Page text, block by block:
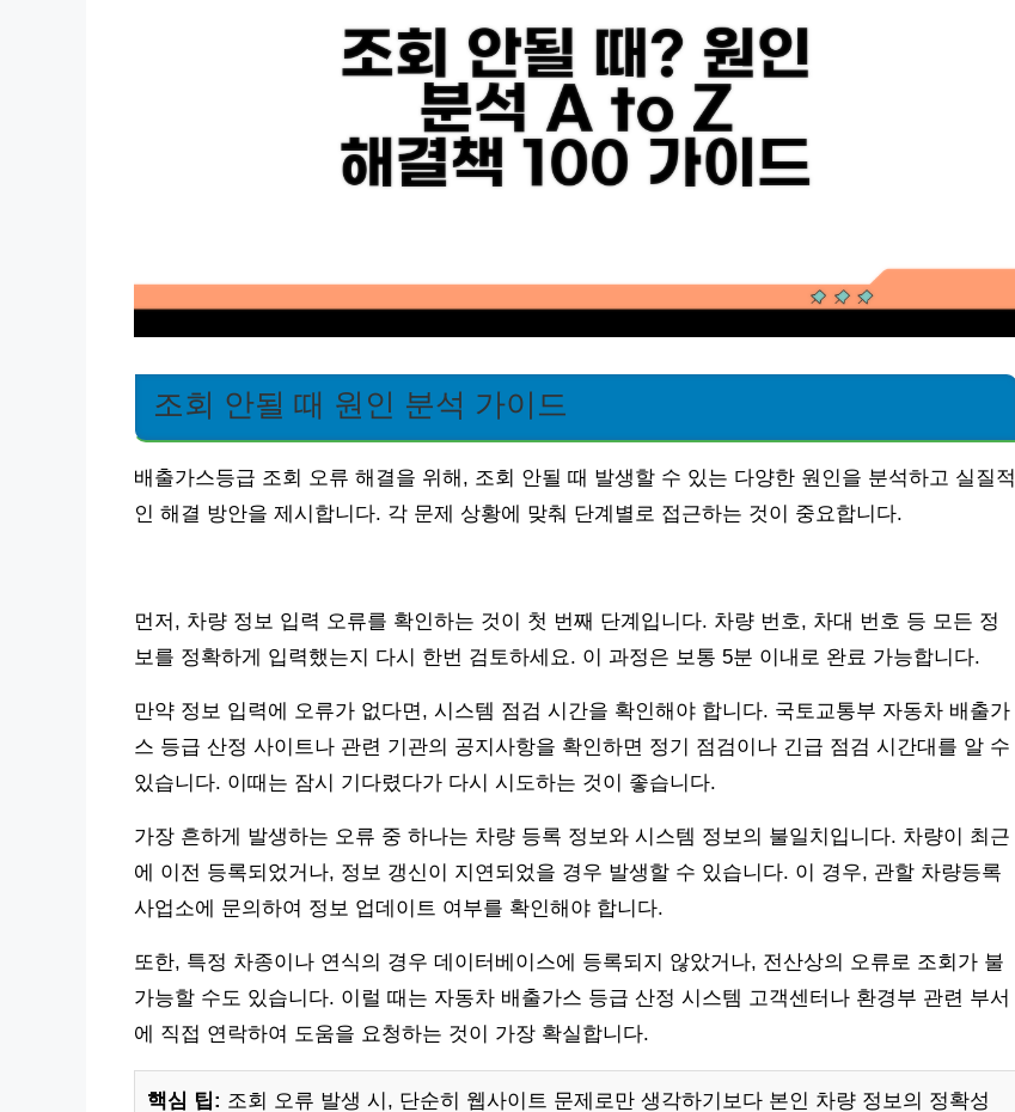
조회 안될 때 원인 분석 가이드
배출가스등급 조회 오류 해결을 위해, 조회 안될 때 발생할 수 있는 다양한 원인을 분석하고 실질적
인 해결 방안을 제시합니다. 각 문제 상황에 맞춰 단계별로 접근하는 것이 중요합니다.
먼저, 차량 정보 입력 오류를 확인하는 것이 첫 번째 단계입니다. 차량 번호, 차대 번호 등 모든 정
보를 정확하게 입력했는지 다시 한번 검토하세요. 이 과정은 보통 5분 이내로 완료 가능합니다.
만약 정보 입력에 오류가 없다면, 시스템 점검 시간을 확인해야 합니다. 국토교통부 자동차 배출가
스 등급 산정 사이트나 관련 기관의 공지사항을 확인하면 정기 점검이나 긴급 점검 시간대를 알 수
있습니다. 이때는 잠시 기다렸다가 다시 시도하는 것이 좋습니다.
가장 흔하게 발생하는 오류 중 하나는 차량 등록 정보와 시스템 정보의 불일치입니다. 차량이 최근
에 이전 등록되었거나, 정보 갱신이 지연되었을 경우 발생할 수 있습니다. 이 경우, 관할 차량등록
사업소에 문의하여 정보 업데이트 여부를 확인해야 합니다.
또한, 특정 차종이나 연식의 경우 데이터베이스에 등록되지 않았거나, 전산상의 오류로 조회가 불
가능할 수도 있습니다. 이럴 때는 자동차 배출가스 등급 산정 시스템 고객센터나 환경부 관련 부서
에 직접 연락하여 도움을 요청하는 것이 가장 확실합니다.
핵심 팁: 조회 오류 발생 시, 단순히 웹사이트 문제로만 생각하기보다 본인 차량 정보의 정확성